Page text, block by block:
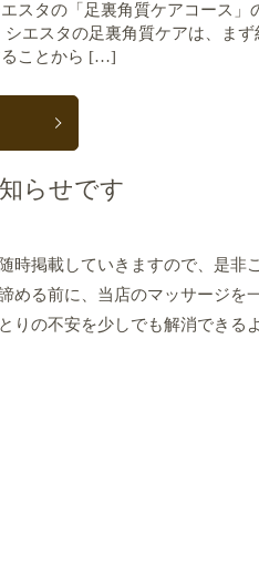
スタの「足裏角質ケアコース」
エスタの足裏角質ケアは、まず
ることから […]
らせです
時掲載していきますので、是非
める前に、当店のマッサージを
りの不安を少しでも解消できる